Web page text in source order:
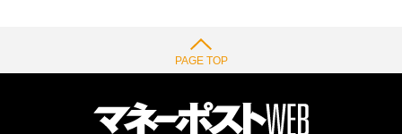
PAGE TOP